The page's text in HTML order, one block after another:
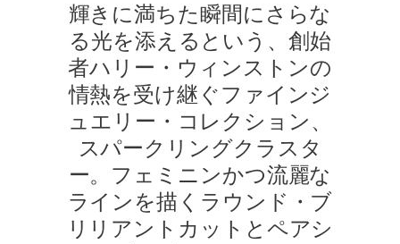
輝きに満ちた瞬間にさらな
る光を添えるという、創始
者ハリー・ウィンストンの
情熱を受け継ぐファインジ
ュエリー・コレクション、
スパークリングクラスタ
ー。フェミニンかつ流麗な
ラインを描くラウンド・ブ
リリアントカットとペアシ